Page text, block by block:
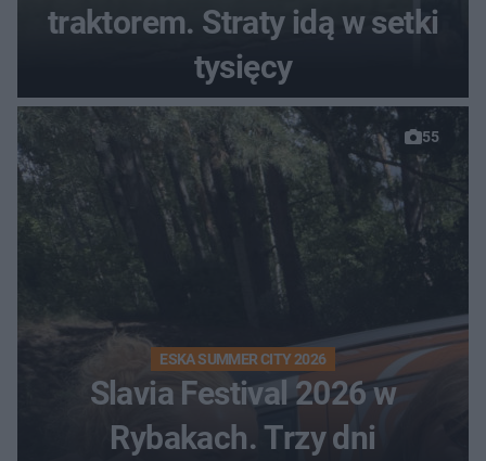
traktorem. Straty idą w setki
tysięcy
55
ESKA SUMMER CITY 2026
Slavia Festival 2026 w
Rybakach. Trzy dni